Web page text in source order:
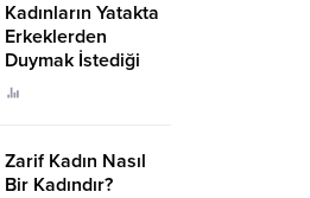
Kadınların Yatakta
Erkeklerden
Duymak İstediği
Sözler
Zarif Kadın Nasıl
Bir Kadındır?